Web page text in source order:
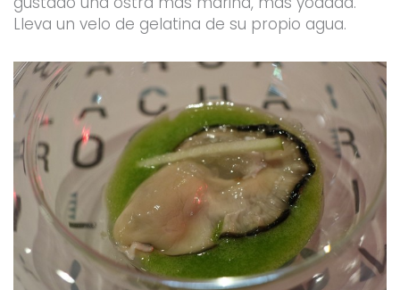
Lleva un velo de gelatina de su propio agua.